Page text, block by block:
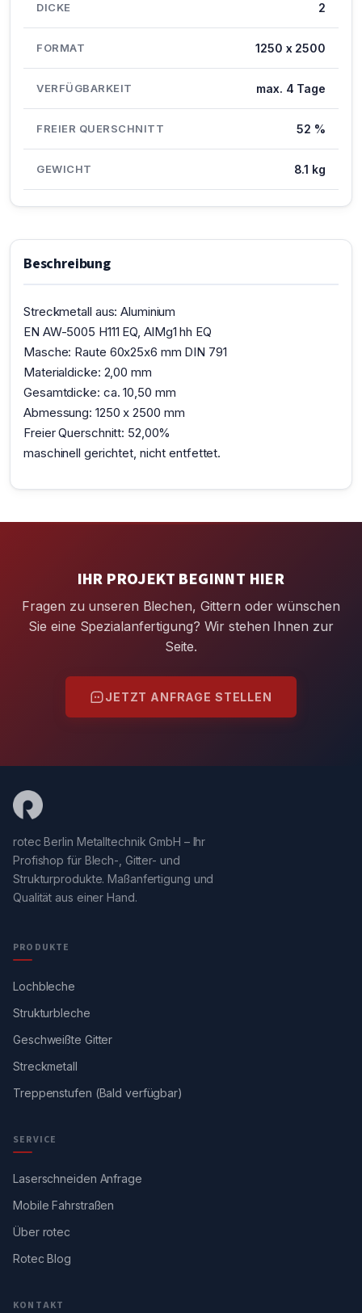
DICKE 2
FORMAT 1250 x 2500
VERFÜGBARKEIT max. 4 Tage
FREIER QUERSCHNITT 52 %
GEWICHT 8.1 kg
Beschreibung
Streckmetall aus: Aluminium
EN AW-5005 H111 EQ, AlMg1 hh EQ
Masche: Raute 60x25x6 mm DIN 791
Materialdicke: 2,00 mm
Gesamtdicke: ca. 10,50 mm
Abmessung: 1250 x 2500 mm
Freier Querschnitt: 52,00%
maschinell gerichtet, nicht entfettet.
IHR PROJEKT BEGINNT HIER
Fragen zu unseren Blechen, Gittern oder wünschen
Sie eine Spezialanfertigung? Wir stehen Ihnen zur
Seite.
JETZT ANFRAGE STELLEN
rotec Berlin Metalltechnik GmbH – Ihr
Profishop für Blech-, Gitter- und
Strukturprodukte. Maßanfertigung und
Qualität aus einer Hand.
PRODUKTE
Lochbleche
Strukturbleche
Geschweißte Gitter
Streckmetall
Treppenstufen (Bald verfügbar)
SERVICE
Laserschneiden Anfrage
Mobile Fahrstraßen
Über rotec
Rotec Blog
KONTAKT